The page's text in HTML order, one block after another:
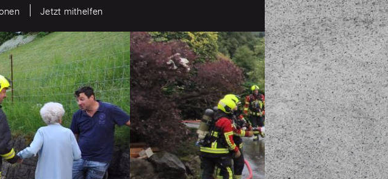
Jetzt mithelfen